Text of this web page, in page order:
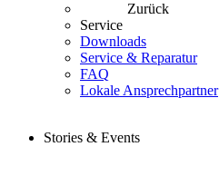
Zurück
Service
Downloads
Service & Reparatur
FAQ
Lokale Ansprechpartner
Stories & Events